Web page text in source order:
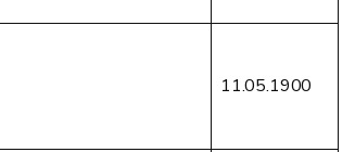
11.05.1900